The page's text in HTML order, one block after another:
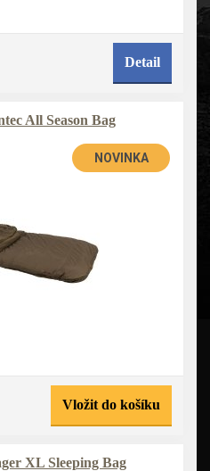
Detail
All Season Bag
NOVINKA
Vložit do košíku
XL Sleeping Bag